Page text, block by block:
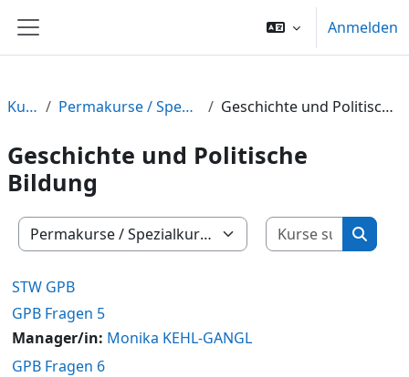
Website-Übersicht
Anmelden
Kurse Permakurse / Spezialkurse Geschichte und Politische Bildung
Geschichte und Politische
Bildung
Kursbereiche
Kurse
Kurse
STW GPB
GPB Fragen 5
Manager/in: Monika KEHL-GANGL
GPB Fragen 6